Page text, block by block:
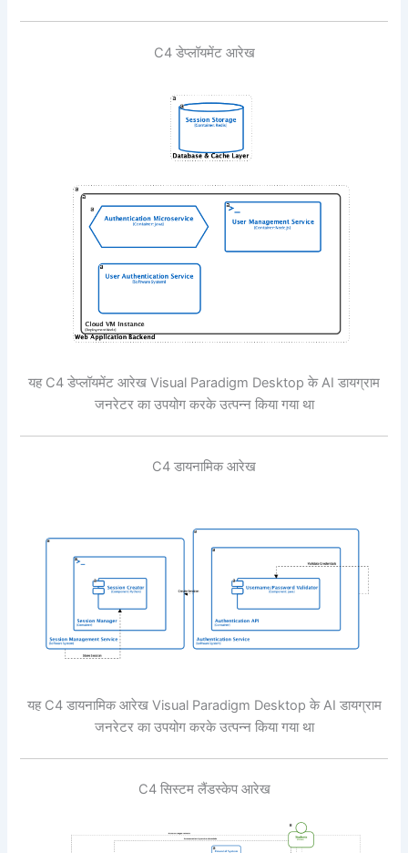
C4 डेप्लॉयमेंट आरेख
यह C4 डेप्लॉयमेंट आरेख Visual Paradigm Desktop के AI डायग्राम
जनरेटर का उपयोग करके उत्पन्न किया गया था
C4 डायनामिक आरेख
यह C4 डायनामिक आरेख Visual Paradigm Desktop के AI डायग्राम
जनरेटर का उपयोग करके उत्पन्न किया गया था
C4 सिस्टम लैंडस्केप आरेख